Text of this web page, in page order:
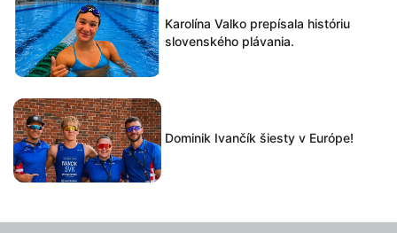
Karolína Valko prepísala históriu
slovenského plávania.
Dominik Ivančík šiesty v Európe!